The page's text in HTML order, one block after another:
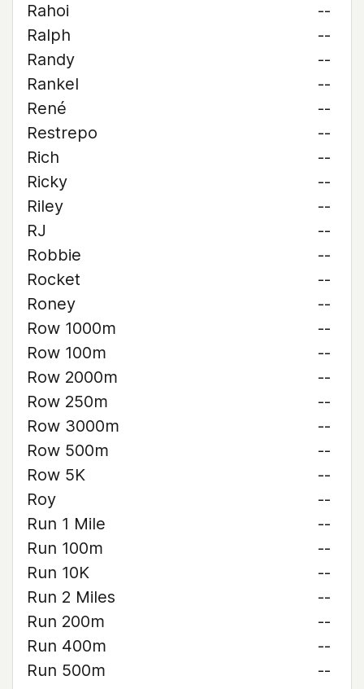
Rahoi
--
Ralph
--
Randy
--
Rankel
--
René
--
Restrepo
--
Rich
--
Ricky
--
Riley
--
RJ
--
Robbie
--
Rocket
--
Roney
--
Row 1000m
--
Row 100m
--
Row 2000m
--
Row 250m
--
Row 3000m
--
Row 500m
--
Row 5K
--
Roy
--
Run 1 Mile
--
Run 100m
--
Run 10K
--
Run 2 Miles
--
Run 200m
--
Run 400m
--
Run 500m
--